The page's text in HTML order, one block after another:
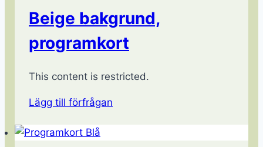
Beige bakgrund,
programkort
This content is restricted.
Lägg till förfrågan